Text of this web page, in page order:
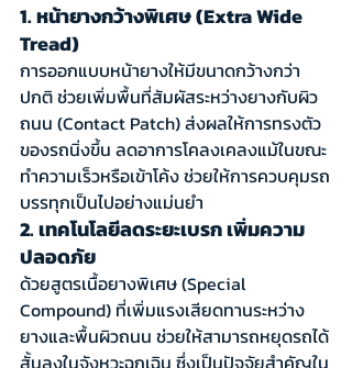
1. หน้ายางกว้างพิเศษ (Extra Wide
Tread)
การออกแบบหน้ายางให้มีขนาดกว้างกว่า
ปกติ ช่วยเพิ่มพื้นที่สัมผัสระหว่างยางกับผิว
ถนน (Contact Patch) ส่งผลให้การทรงตัว
ของรถนิ่งขึ้น ลดอาการโคลงเคลงแม้ในขณะ
ทำความเร็วหรือเข้าโค้ง ช่วยให้การควบคุมรถ
บรรทุกเป็นไปอย่างแม่นยำ
2. เทคโนโลยีลดระยะเบรก เพิ่มความ
ปลอดภัย
ด้วยสูตรเนื้อยางพิเศษ (Special
Compound) ที่เพิ่มแรงเสียดทานระหว่าง
ยางและพื้นผิวถนน ช่วยให้สามารถหยุดรถได้
สั้นลงในจังหวะฉุกเฉิน ซึ่งเป็นปัจจัยสำคัญใน